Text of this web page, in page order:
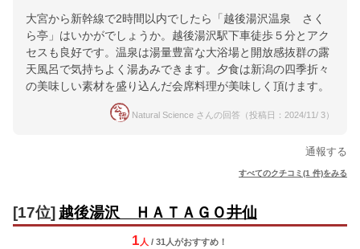
大宮から新幹線で2時間以内でしたら「越後湯沢温泉 さく
ら亭」はいかがでしょうか。越後湯沢駅下車徒歩５分とアク
セスも良好です。温泉は湯量豊富な大浴場と開放感抜群の露
天風呂で気持ちよく湯あみできます。夕食は新潟の四季折々
の美味しい素材を盛り込んだ会席料理が美味しく頂けます。
Natural Science さんの回答（投稿日：2024/11/ 3）
通報する
すべてのクチコミ(1 件)をみる
[17位] 越後湯沢 ＨＡＴＡＧＯ井仙
1 人 / 31人がおすすめ！